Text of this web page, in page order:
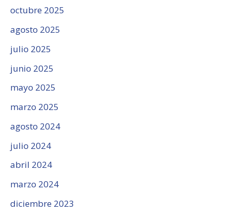
octubre 2025
agosto 2025
julio 2025
junio 2025
mayo 2025
marzo 2025
agosto 2024
julio 2024
abril 2024
marzo 2024
diciembre 2023